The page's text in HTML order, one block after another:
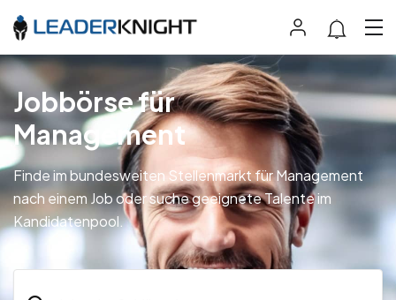
Jobbörse für
Management
Finde im bundesweiten Stellenmarkt für Management
nach einem Job oder suche geeignete Talente im
Kandidatenpool.